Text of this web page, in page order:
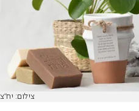
צילום: יח"צ